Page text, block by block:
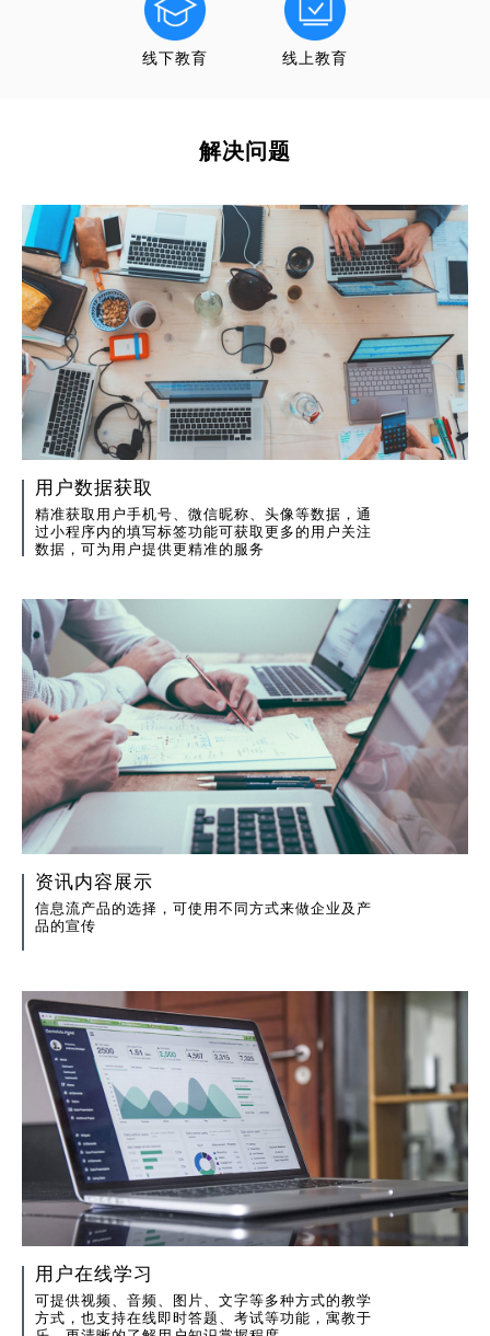
线下教育 线上教育
解决问题
用户数据获取
精准获取用户手机号、微信昵称、头像等数据，通
过小程序内的填写标签功能可获取更多的用户关注
数据，可为用户提供更精准的服务
资讯内容展示
信息流产品的选择，可使用不同方式来做企业及产
品的宣传
用户在线学习
可提供视频、音频、图片、文字等多种方式的教学
方式，也支持在线即时答题、考试等功能，寓教于